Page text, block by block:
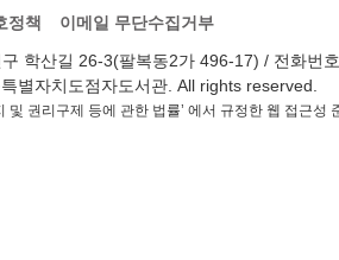
정책
이메일 무단수집거부
학산길 26-3(팔복동2가 496-17) / 전화
별자치도점자도서관. All rights reserved.
및 권리구제 등에 관한 법률’ 에서 규정한 웹 접근